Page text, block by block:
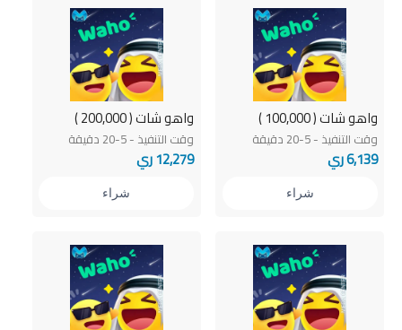
واهو شات ( 100,000 )
وقت التنفيذ - 5-20 دقيقة
6,139 ري
شراء
واهو شات ( 200,000 )
وقت التنفيذ - 5-20 دقيقة
12,279 ري
شراء